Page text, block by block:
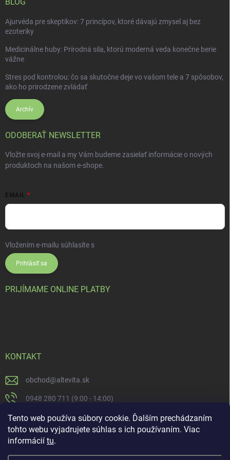
Tento web používa súbory cookie. Ďalším prechádzaním
tohto webu vyjadrujete súhlas s ich používaním. Viac
informácií tu.
BLOG
Ajurvéda pre skeptikov: 7 princípov, ktoré dávajú zmysel aj bez
ezoteriky
Medicinálne huby: Prírodná sila, ktorú moderná veda konečne berie
vážne
Stres pod kontrolou: čo sa skutočne deje vo vašom tele a 7 spôsobov,
ako ho prirodzene zvládať
Archív
ODOBERAŤ NEWSLETTER
Vložte svoj e-mail a my Vám budeme zasielať informácie o nových
produktoch na našom e-shope.
EMAIL
Vložením e-mailu súhlasíte s
Prihlásiť sa
PRIJÍMAME ONLINE PLATBY
KONTAKT
obchod@altevita.sk
0948 280 711 (9:00 - 14:00)
Altevita.sk
altevita